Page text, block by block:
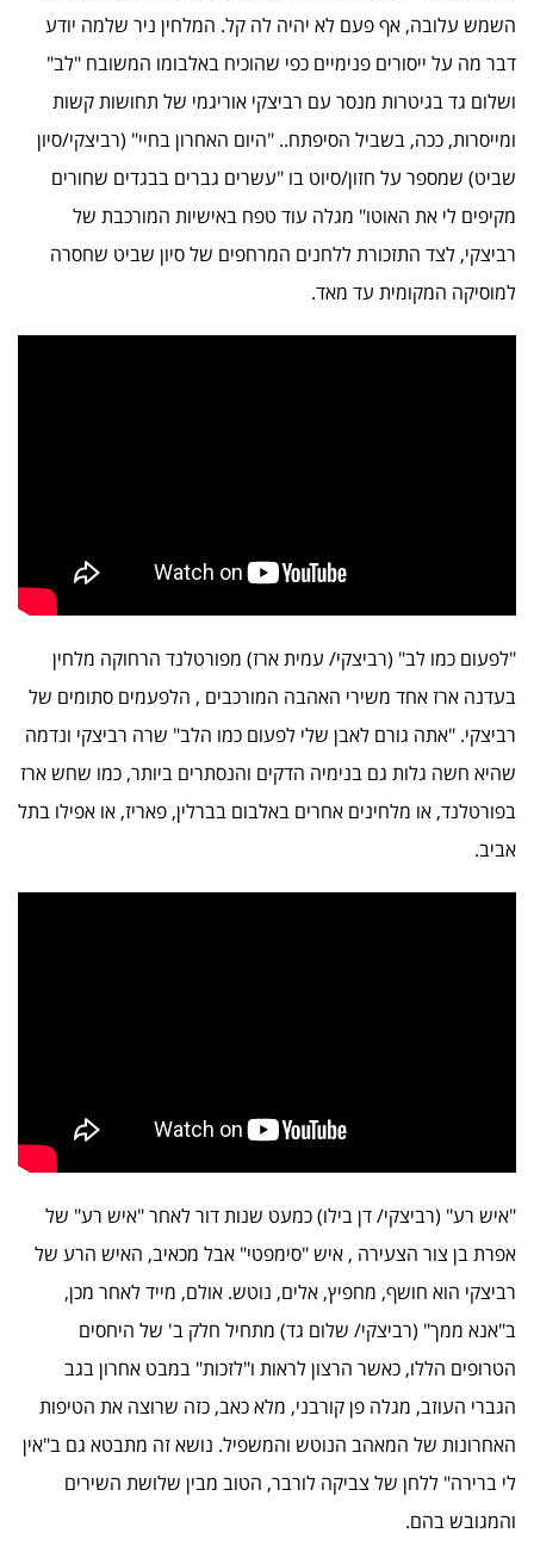
השמש עלובה, אף פעם לא יהיה לה קל. המלחין ניר שלמה יודע
דבר מה על ייסורים פנימיים כפי שהוכיח באלבומו המשובח "לב"
ושלום גד בגיטרות מנסר עם רביצקי אוריגמי של תחושות קשות
ומייסרות, ככה, בשביל הסיפתח.. "היום האחרון בחיי" (רביצקי/סיון
שביט) שמספר על חזון/סיוט בו "עשרים גברים בבגדים שחורים
מקיפים לי את האוטו" מגלה עוד טפח באישיות המורכבת של
רביצקי, לצד התזכורת ללחנים המרחפים של סיון שביט שחסרה
למוסיקה המקומית עד מאד.
"לפעום כמו לב" (רביצקי/ עמית ארז) מפורטלנד הרחוקה מלחין
בעדנה ארז אחד משירי האהבה המורכבים , הלפעמים סתומים של
רביצקי. "אתה גורם לאבן שלי לפעום כמו הלב" שרה רביצקי ונדמה
שהיא חשה גלות גם בנימיה הדקים והנסתרים ביותר, כמו שחש ארז
בפורטלנד, או מלחינים אחרים באלבום בברלין, פאריז, או אפילו בתל
אביב.
"איש רע" (רביצקי/ דן בילו) כמעט שנות דור לאחר "איש רע" של
אפרת בן צור הצעירה , איש "סימפטי" אבל מכאיב, האיש הרע של
רביצקי הוא חושף, מחפיץ, אלים, נוטש. אולם, מייד לאחר מכן,
ב"אנא ממך" (רביצקי/ שלום גד) מתחיל חלק ב' של היחסים
הטרופים הללו, כאשר הרצון לראות ו"לזכות" במבט אחרון בגב
הגברי העוזב, מגלה פן קורבני, מלא כאב, כזה שרוצה את הטיפות
האחרונות של המאהב הנוטש והמשפיל. נושא זה מתבטא גם ב"אין
לי ברירה" ללחן של צביקה לורבר, הטוב מבין שלושת השירים
והמגובש בהם.